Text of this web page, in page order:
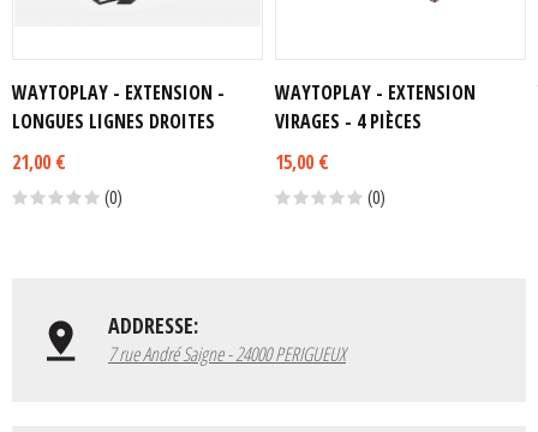
WAYTOPLAY - EXTENSION -
LONGUES LIGNES DROITES
21,00 €
(0)
WAYTOPLAY - EXTENSION
VIRAGES - 4 PIÈCES
15,00 €
(0)
ADDRESSE:
7 rue André Saigne - 24000 PERIGUEUX